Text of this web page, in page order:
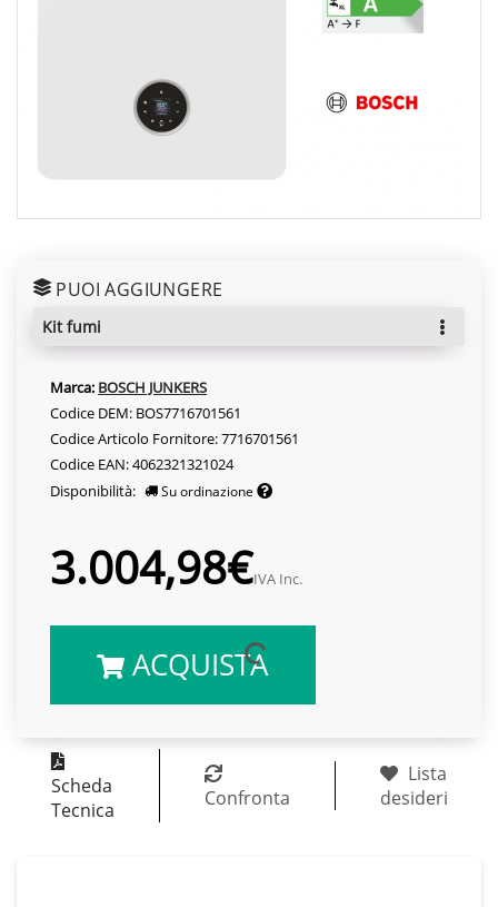
PUOI AGGIUNGERE
kit fumi
Marca: BOSCH JUNKERS
Codice DEM: BOS7716701561
Codice Articolo Fornitore: 7716701561
Codice EAN: 4062321321024
Disponibilità:
Su ordinazione
3.004,98€IVA Inc.
ACQUISTA
Scheda
Tecnica
Confronta
Lista
desideri